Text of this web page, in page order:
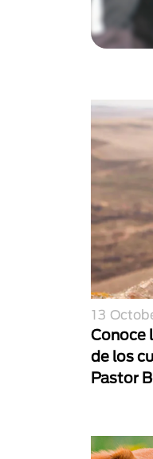
13
Conoce
de los
Pastor